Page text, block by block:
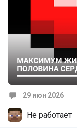
29 июн 2026
Не работает